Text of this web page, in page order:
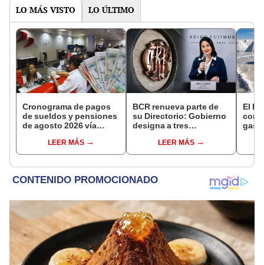
LO MÁS VISTO LO ÚLTIMO
Cronograma de pagos
de sueldos y pensiones
de agosto 2026 vía
conoce las fechas de
depósito
LEER MÁS
BCR renueva parte de
su Directorio: Gobierno
designa a tres
EjecutivoLEER MÁS
El